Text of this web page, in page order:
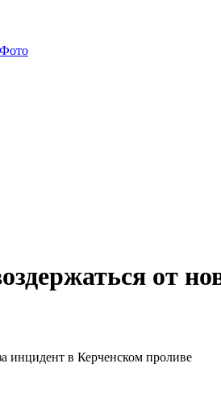
Фото
от
инцидент в Керченском проливе